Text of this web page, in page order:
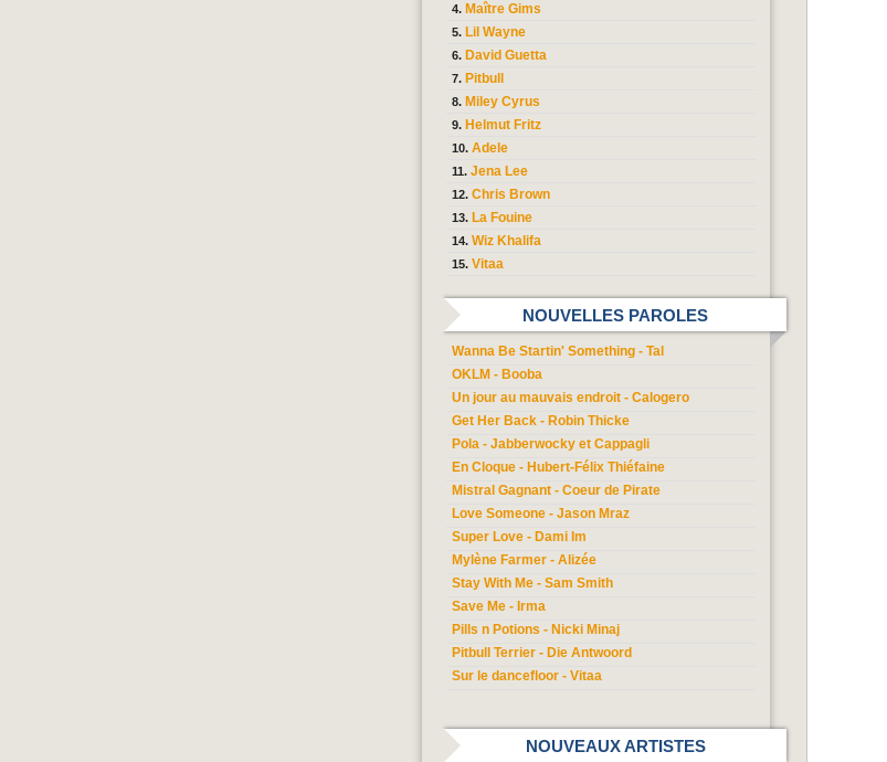
Maître Gims
Lil Wayne
David Guetta
Pitbull
Miley Cyrus
Helmut Fritz
Adele
Jena Lee
Chris Brown
La Fouine
Wiz Khalifa
Vitaa
NOUVELLES PAROLES
Wanna Be Startin' Something - Tal
OKLM - Booba
Un jour au mauvais endroit - Calogero
Get Her Back - Robin Thicke
Pola - Jabberwocky et Cappagli
En Cloque - Hubert-Félix Thiéfaine
Mistral Gagnant - Coeur de Pirate
Love Someone - Jason Mraz
Super Love - Dami Im
Mylène Farmer - Alizée
Stay With Me - Sam Smith
Save Me - Irma
Pills n Potions - Nicki Minaj
Pitbull Terrier - Die Antwoord
Sur le dancefloor - Vitaa
NOUVEAUX ARTISTES